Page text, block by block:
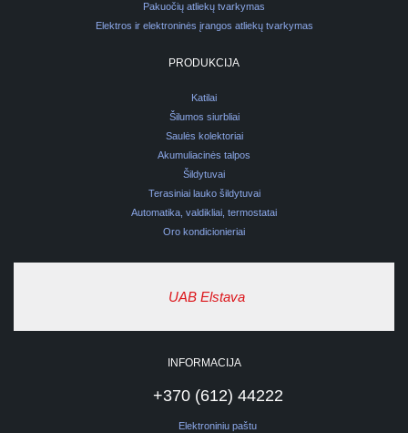
Pakuočių atliekų tvarkymas
Elektros ir elektroninės įrangos atliekų tvarkymas
PRODUKCIJA
Katilai
Šilumos siurbliai
Saulės kolektoriai
Akumuliacinės talpos
Šildytuvai
Terasiniai lauko šildytuvai
Automatika, valdikliai, termostatai
Oro kondicionieriai
UAB Elstava
INFORMACIJA
+370 (612) 44222
Elektroniniu paštu